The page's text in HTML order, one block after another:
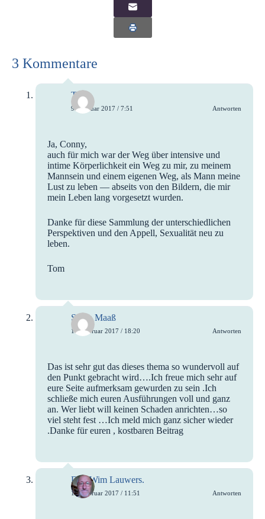
3 Kommentare
Tom
9. Februar 2017 / 7:51 Antworten
Ja, Conny,
auch für mich war der Weg über intensive und
intime Körperlichkeit ein Weg zu mir, zu meinem
Mannsein und einem eigenen Weg, als Mann meine
Lust zu leben — abseits von den Bildern, die mir
mein Leben lang vorgesetzt wurden.
Danke für diese Sammlung der unterschiedlichen
Perspektiven und den Appell, Sexualität neu zu
leben.
Tom
Sonja Maaß
10. Februar 2017 / 18:20 Antworten
Das ist sehr gut das dieses thema so wundervoll auf
den Punkt gebracht wird….Ich freue mich sehr auf
eure Seite aufmerksam gewurden zu sein .Ich
schließe mich euren Ausführungen voll und ganz
an. Wer liebt will keinen Schaden anrichten…so
viel steht fest …Ich meld mich ganz sicher wieder
.Danke für euren , kostbaren Beitrag
Drs. Wim Lauwers.
13. Februar 2017 / 11:51 Antworten